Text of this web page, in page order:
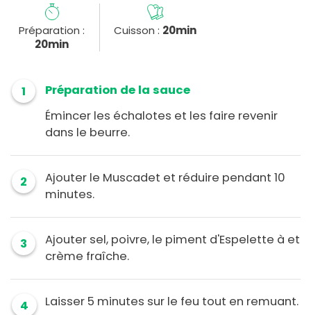
Préparation :
20min
Cuisson : 20min
1
Préparation de la sauce
Émincer les échalotes et les faire revenir
dans le beurre.
2
Ajouter le Muscadet et réduire pendant 10
minutes.
3
Ajouter sel, poivre, le piment d'Espelette à et
crème fraîche.
4 Laisser 5 minutes sur le feu tout en remuant.